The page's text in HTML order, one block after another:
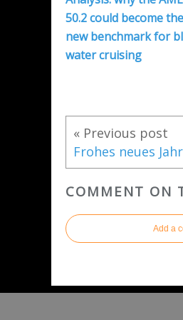
50.2 could become the
new benchmark for
water cruising
« Previous post
Frohes neues
COMMENT ON
Add a